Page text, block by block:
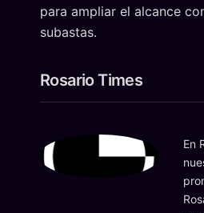
para ampliar el alcance
subastas.
Rosario Times
En